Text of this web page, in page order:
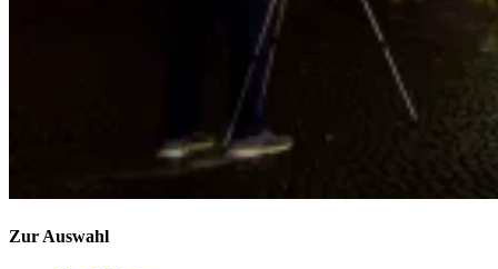
Zur Auswahl